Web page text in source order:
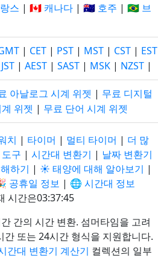
스 | 🇨🇦 캐나다 | 🇦🇺 호주 | 🇧🇷 브
| CET | PST | MST | CST | EST
JST | AEST | SAST | MSK | NZST |
아날로그 시계 위젯 | 무료 디지털
위젯 | 무료 단어 시계 위젯
치 | 타이머 | 멀티 타이머 | 더 많
구 | 시간대 변환기 | 날짜 변환기
하기 | ☀️ 태양에 대해 알아보기 |
공휴일 정보 | 🌐 시간대 정보
시간은03:37:45
간의 시간 변환. 섬머타임을 고려
또는 24시간 형식을 지원합니다.
간대 변환기 계산기 컬렉션의 일부